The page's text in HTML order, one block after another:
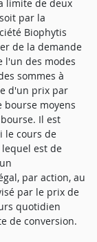
limite de deux
par la
Biophytis
de la demande
l'un des modes
sommes à
d'un prix par
bourse moyens
Il est
le cours de
est de
par action, au
par le prix de
quotidien
de conversion.